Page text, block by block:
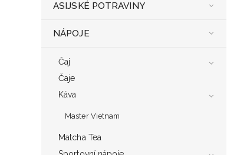
ASIJSKÉ POTRAVINY
NÁPOJE
Čaj
Čaje
Káva
Master Vietnam
Matcha Tea